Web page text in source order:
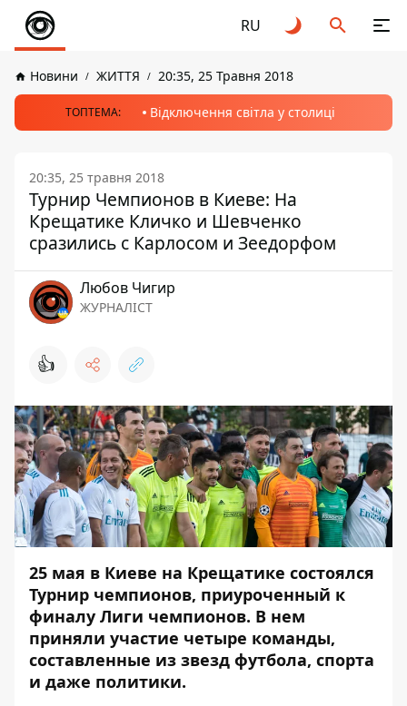
RU
Новини ЖИТТЯ 20:35, 25 Травня 2018
ТОПТЕМА: Відключення світла у столиці
20:35, 25 травня 2018
Турнир Чемпионов в Киеве: На
Крещатике Кличко и Шевченко
сразились с Карлосом и Зеедорфом
Любов Чигир
ЖУРНАЛІСТ
👍
25 мая в Киеве на Крещатике состоялся
Турнир чемпионов, приуроченный к
финалу Лиги чемпионов. В нем
приняли участие четыре команды,
составленные из звезд футбола, спорта
и даже политики.